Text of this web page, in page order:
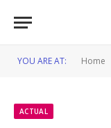
YOU ARE AT: Home
ACTUAL